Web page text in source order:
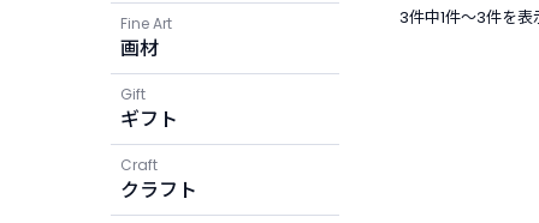
3件中1件〜3件を表
Fine Art
画材
Gift
ギフト
Craft
クラフト